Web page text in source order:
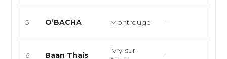
5 O’BACHA Montrouge —
6 Baan Thais
Ivry-sur-
—